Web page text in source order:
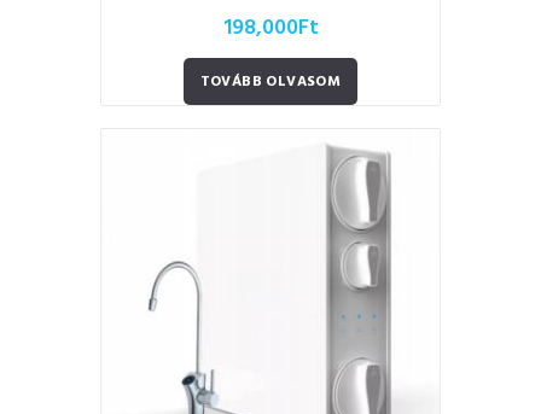
198,000Ft
TOVÁBB OLVASOM